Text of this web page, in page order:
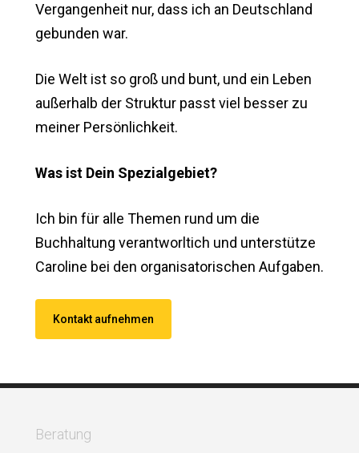
Vergangenheit nur, dass ich an Deutschland
gebunden war.
Die Welt ist so groß und bunt, und ein Leben
außerhalb der Struktur passt viel besser zu
meiner Persönlichkeit.
Was ist Dein Spezialgebiet?
Ich bin für alle Themen rund um die
Buchhaltung verantworltich und unterstütze
Caroline bei den organisatorischen Aufgaben.
Kontakt aufnehmen
Beratung